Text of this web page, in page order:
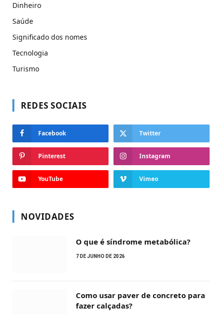
Dinheiro
Saúde
Significado dos nomes
Tecnologia
Turismo
REDES SOCIAIS
Facebook Twitter
Pinterest Instagram
YouTube Vimeo
NOVIDADES
O que é síndrome metabólica?
7 DE JUNHO DE 2026
Como usar paver de concreto para
fazer calçadas?